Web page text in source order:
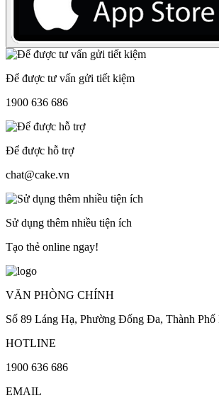
Để được tư vấn gửi tiết kiệm
1900 636 686
Để được hỗ trợ
chat@cake.vn
Sử dụng thêm nhiều tiện ích
Tạo thẻ online ngay!
VĂN PHÒNG CHÍNH
Số 89 Láng Hạ, Phường Đống Đa, Thành Phố
HOTLINE
1900 636 686
EMAIL